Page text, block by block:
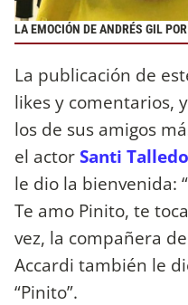
LA EMOCIÓN DE ANDRÉS GIL
La publicación de
likes y comentarios,
los de sus amigos
el actorSanti Talledo
le dio la bienvenida:
Te amo Pinito, te
vez, la compañera
Accardi también le
“Pinito”.